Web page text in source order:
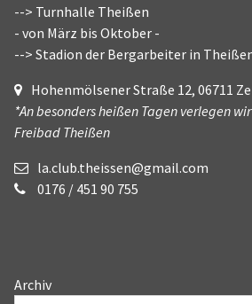
--> Turnhalle Theißen
- von März bis Oktober -
--> Stadion der Bergarbeiter in
Hohenmölsener Straße 12, 06711
*An besonders heißen Tagen verlegen
Freibad Theißen
la.club.theissen@gmail.com
0176 / 451 90 755
Archiv